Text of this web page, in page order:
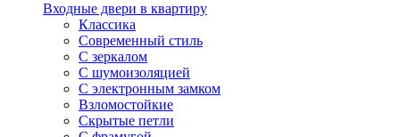
Входные двери в квартиру
Классика
Современный стиль
С зеркалом
С шумоизоляцией
С электронным замком
Взломостойкие
Скрытые петли